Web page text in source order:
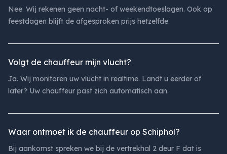
Nee. Wij rekenen geen nacht- of weekendtoeslagen. Ook op
feestdagen blijft de afgesproken prijs hetzelfde.
Volgt de chauffeur mijn vlucht?
Ja. Wij monitoren uw vlucht in realtime. Landt u eerder of
later? Uw chauffeur past zich automatisch aan.
Waar ontmoet ik de chauffeur op Schiphol?
Bij aankomst spreken we bij de vertrekhal 2 deur F dat is